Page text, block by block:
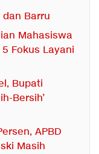
Barru
Mahasiswa
Fokus Layani
Bupati
Bersih’
APBD
Masih